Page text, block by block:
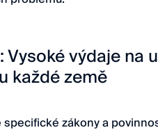
Vysoké výdaje
každé země
specifické zákony a